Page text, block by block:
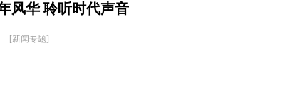
华 聆听时代声音
[新闻专题]